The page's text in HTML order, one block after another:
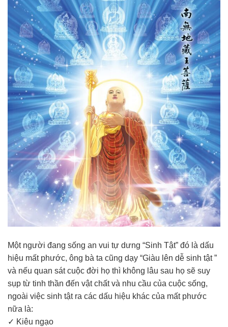
Một người đang sống an vui tự dưng “Sinh Tật” đó là dấu
hiệu mất phước, ông bà ta cũng dạy “Giàu lên dễ sinh tật ”
và nếu quan sát cuộc đời họ thì không lâu sau họ sẽ suy
sụp từ tinh thần đến vật chất và nhu cầu của cuộc sống,
ngoài việc sinh tật ra các dấu hiệu khác của mất phước
nữa là:
✓ Kiêu ngạo